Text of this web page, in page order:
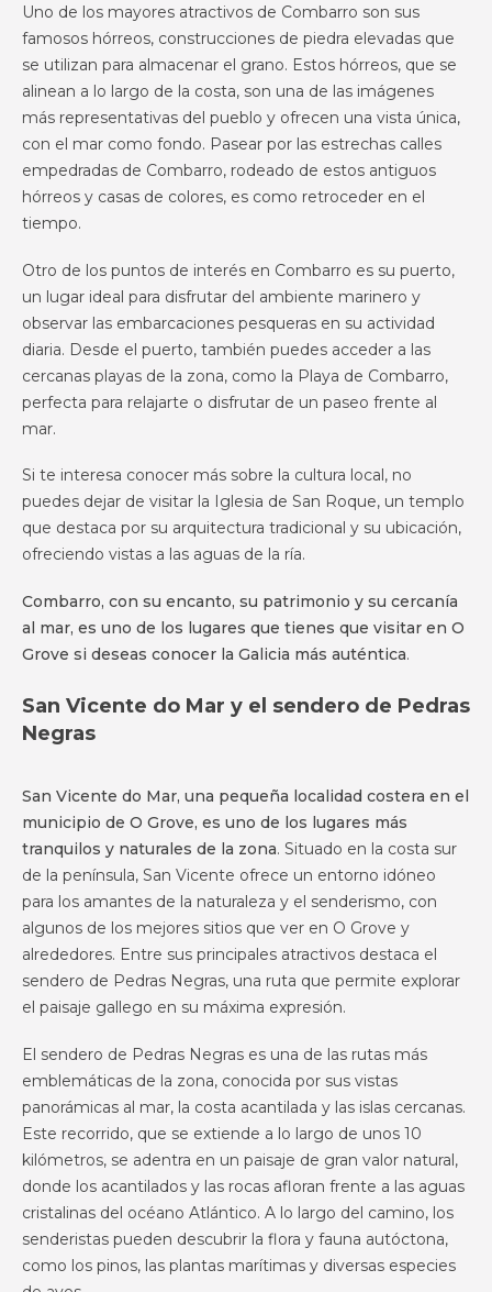
Uno de los mayores atractivos de Combarro son sus
famosos hórreos, construcciones de piedra elevadas que
se utilizan para almacenar el grano. Estos hórreos, que se
alinean a lo largo de la costa, son una de las imágenes
más representativas del pueblo y ofrecen una vista única,
con el mar como fondo. Pasear por las estrechas calles
empedradas de Combarro, rodeado de estos antiguos
hórreos y casas de colores, es como retroceder en el
tiempo.
Otro de los puntos de interés en Combarro es su puerto,
un lugar ideal para disfrutar del ambiente marinero y
observar las embarcaciones pesqueras en su actividad
diaria. Desde el puerto, también puedes acceder a las
cercanas playas de la zona, como la Playa de Combarro,
perfecta para relajarte o disfrutar de un paseo frente al
mar.
Si te interesa conocer más sobre la cultura local, no
puedes dejar de visitar la Iglesia de San Roque, un templo
que destaca por su arquitectura tradicional y su ubicación,
ofreciendo vistas a las aguas de la ría.
Combarro, con su encanto, su patrimonio y su cercanía
al mar, es uno de los lugares que tienes que visitar en O
Grove si deseas conocer la Galicia más auténtica.
San Vicente do Mar y el sendero de Pedras
Negras
San Vicente do Mar, una pequeña localidad costera en el
municipio de O Grove, es uno de los lugares más
tranquilos y naturales de la zona. Situado en la costa sur
de la península, San Vicente ofrece un entorno idóneo
para los amantes de la naturaleza y el senderismo, con
algunos de los mejores sitios que ver en O Grove y
alrededores. Entre sus principales atractivos destaca el
sendero de Pedras Negras, una ruta que permite explorar
el paisaje gallego en su máxima expresión.
El sendero de Pedras Negras es una de las rutas más
emblemáticas de la zona, conocida por sus vistas
panorámicas al mar, la costa acantilada y las islas cercanas.
Este recorrido, que se extiende a lo largo de unos 10
kilómetros, se adentra en un paisaje de gran valor natural,
donde los acantilados y las rocas afloran frente a las aguas
cristalinas del océano Atlántico. A lo largo del camino, los
senderistas pueden descubrir la flora y fauna autóctona,
como los pinos, las plantas marítimas y diversas especies